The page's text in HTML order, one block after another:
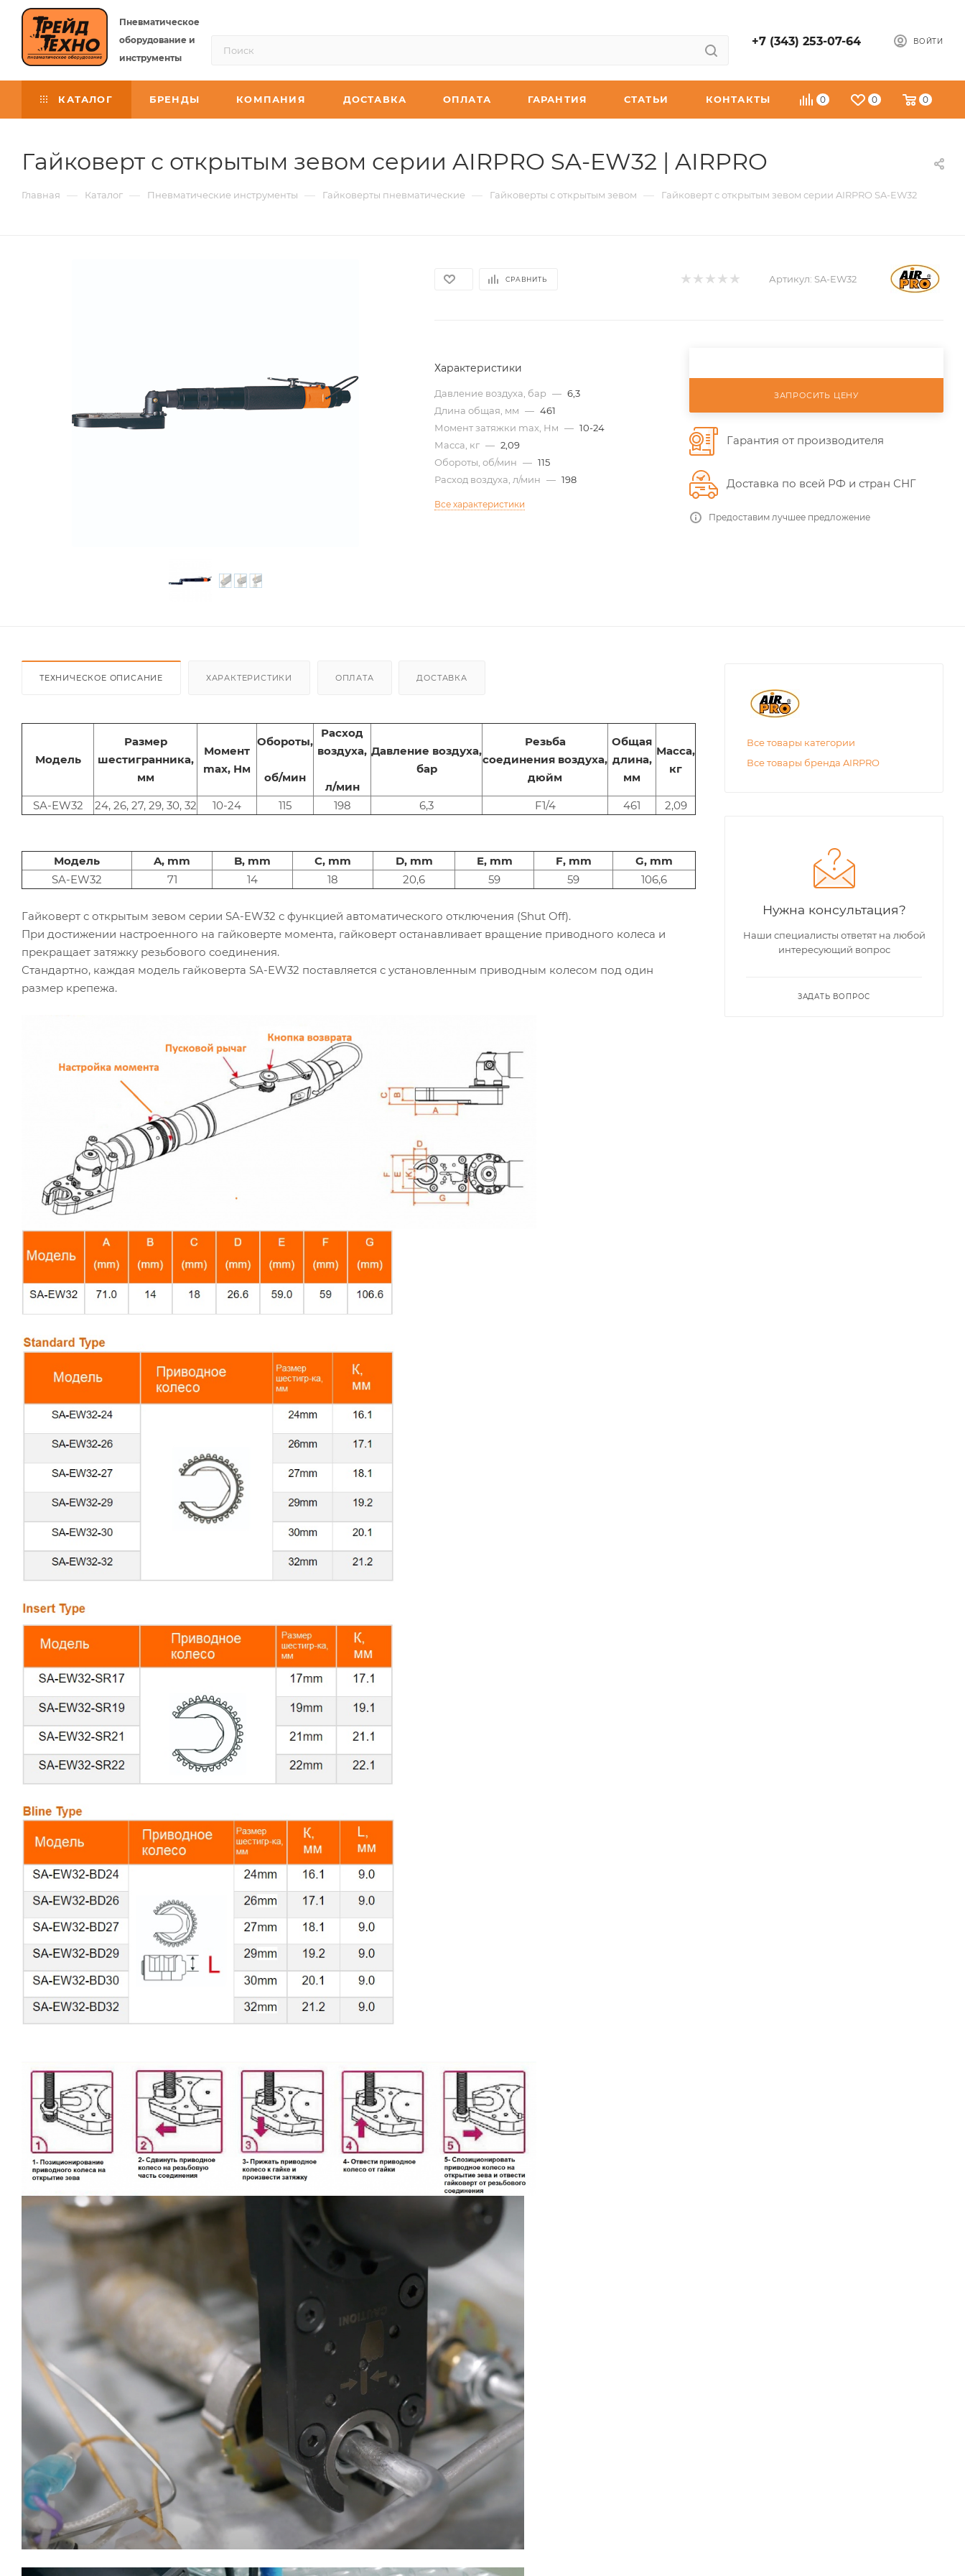
Пневматическое
оборудование и
инструменты
+7 (343) 253-07-64 ВОЙТИ
0 0 0
КАТАЛОГ БРЕНДЫ КОМПАНИЯ ДОСТАВКА ОПЛАТА ГАРАНТИЯ СТАТЬИ КОНТАКТЫ
Гайковерт с открытым зевом серии AIRPRO SA-EW32 | AIRPRO
Главная — Каталог — Пневматические инструменты — Гайковерты пневматические — Гайковерты с открытым зевом — Гайковерт с открытым зевом серии AIRPRO SA-EW32
СРАВНИТЬ Артикул: SA-EW32
Характеристики
Давление воздуха, бар — 6,3
Длина общая, мм — 461
Момент затяжки max, Нм — 10-24
Масса, кг — 2,09
Обороты, об/мин — 115
Расход воздуха, л/мин — 198
Все характеристики
ЗАПРОСИТЬ ЦЕНУ
Гарантия от производителя
Доставка по всей РФ и стран СНГ
Предоставим лучшее предложение
ТЕХНИЧЕСКОЕ ОПИСАНИЕ ХАРАКТЕРИСТИКИ ОПЛАТА ДОСТАВКА
Модель
Размер
шестигранника,
мм
Момент
max, Нм
Обороты,
об/мин
Расход
воздуха,
л/мин
Давление воздуха,
бар
Резьба
соединения воздуха,
дюйм
Общая
длина,
мм
Масса,
кг
SA-EW32 24, 26, 27, 29, 30, 32 10-24 115 198 6,3 F1/4 461 2,09
Модель A, mm B, mm C, mm D, mm E, mm F, mm
G, mm
SA-EW32
71 14 18 20,6 59 59 106,6
Гайковерт с открытым зевом серии SA-EW32 с функцией автоматического отключения (Shut Off).
При достижении настроенного на гайковерте момента, гайковерт останавливает вращение приводного колеса и
прекращает затяжку резьбового соединения.
Стандартно, каждая модель гайковерта SA-EW32 поставляется с установленным приводным колесом под один
размер крепежа.
Все товары категории
Все товары бренда AIRPRO
Нужна консультация?
Наши специалисты ответят на любой
интересующий вопрос
ЗАДАТЬ ВОПРОС